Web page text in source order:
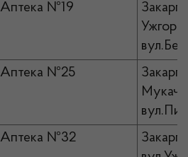
Аптека №19
Аптека №25
Аптека №32